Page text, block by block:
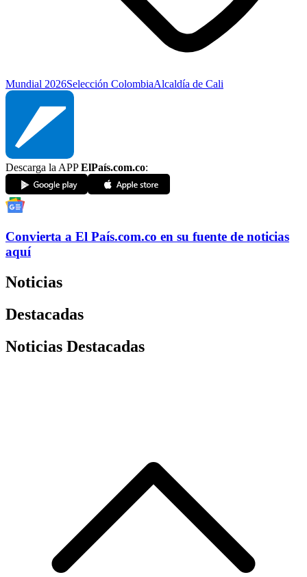
Mundial 2026Selección ColombiaAlcaldía de Cali
Descarga la APPElPaís.com.co:
Convierta a El País.com.co en su fuente de noticias
aquí
Noticias
Destacadas
Noticias Destacadas